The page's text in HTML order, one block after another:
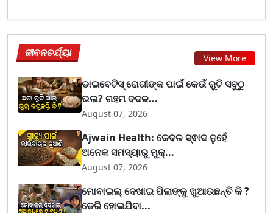
ଜୀବନଚର୍ଯ୍ୟା View More
ଡାଇବେଟିସ୍ ରୋଗୀଙ୍କ ପାଇଁ କେଉଁ ରୁଟି ସବୁଠୁ
ଭଲ? ଗହମ ବଦଳ...
August 07, 2026
Ajwain Health: କେବଳ ସ୍ଵାଦ ନୁହେଁ
ଅନେକ ସମସ୍ୟାରୁ ମୁକ୍...
August 07, 2026
ମୋବାଇଲ୍ ଦେଖାଇ ପିଲାଙ୍କୁ ଖୁଆଉଛନ୍ତି କି ?
ଡେରି ହୋଇଯିବା...